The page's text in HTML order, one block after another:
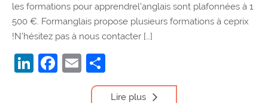
les formations pour apprendrel’anglais sont plafonnées à 1
500 €. Formanglais propose plusieurs formations à ceprix
!N’hésitez pas à nous contacter […]
LinkedIn
Facebook
Email
Lire plus